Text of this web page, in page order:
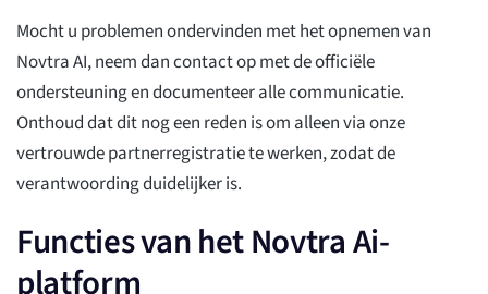
Mocht u problemen ondervinden met het opnemen van
Novtra AI, neem dan contact op met de officiële
ondersteuning en documenteer alle communicatie.
Onthoud dat dit nog een reden is om alleen via onze
vertrouwde partnerregistratie te werken, zodat de
verantwoording duidelijker is.
Functies van het Novtra Ai-
platform